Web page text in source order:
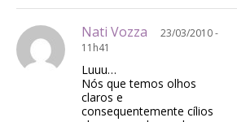
Nati Vozza
23/03/2010 -
11h41
Luuu…
Nós que temos olhos
claros e
consequentemente cílios